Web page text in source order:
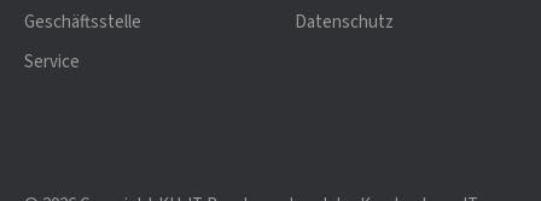
Geschäftsstelle
Service
Datenschutz